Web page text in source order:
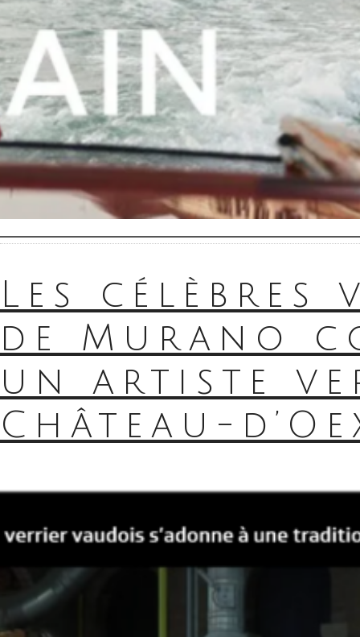
Les célèbres
de Murano
un artiste
Château-